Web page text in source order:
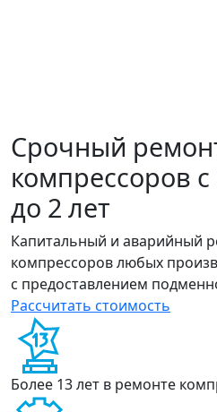
Срочный
компрессоров
до 2 лет
Капитальный и аварийный
компрессоров любых
с предоставлением
Рассчитать стоимость
Более 13 лет в ремонте